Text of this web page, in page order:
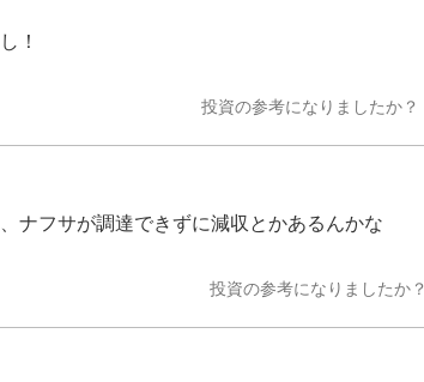
！
投資の参考になりましたか？
ナフサが調達できずに減収とかあるんかな
投資の参考になりましたか？